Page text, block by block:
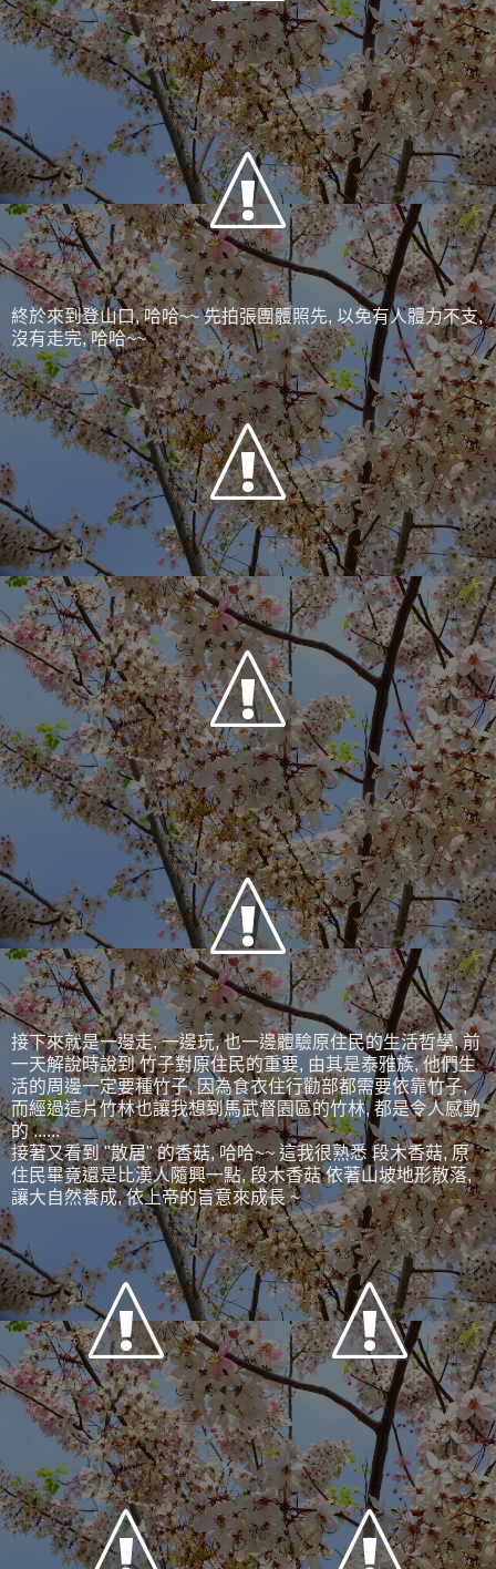
終於來到登山口, 哈哈~~ 先拍張團體照先, 以免有人體力不支,
沒有走完, 哈哈~~
接下來就是一邊走, 一邊玩, 也一邊體驗原住民的生活哲學, 前
一天解說時說到 竹子對原住民的重要, 由其是泰雅族, 他們生
活的周邊一定要種竹子, 因為食衣住行勸部都需要依靠竹子,
而經過這片竹林也讓我想到馬武督園區的竹林, 都是令人感動
的 ......
接著又看到 "散居" 的香菇, 哈哈~~ 這我很熟悉 段木香菇, 原
住民畢竟還是比漢人隨興一點, 段木香菇 依著山坡地形散落,
讓大自然養成, 依上帝的旨意來成長 ~